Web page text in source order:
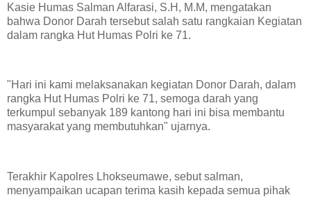
Kasie Humas Salman Alfarasi, S.H, M.M, mengatakan
bahwa Donor Darah tersebut salah satu rangkaian Kegiatan
dalam rangka Hut Humas Polri ke 71.
"Hari ini kami melaksanakan kegiatan Donor Darah, dalam
rangka Hut Humas Polri ke 71, semoga darah yang
terkumpul sebanyak 189 kantong hari ini bisa membantu
masyarakat yang membutuhkan" ujarnya.
Terakhir Kapolres Lhokseumawe, sebut salman,
menyampaikan ucapan terima kasih kepada semua pihak